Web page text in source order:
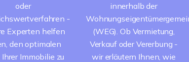
oder
-
Experten helfen
den optimalen
Immobilie zu
innerhalb der
(WEG). Ob Vermietung,
Verkauf oder Vererbung -
wir erläutern Ihnen, wie